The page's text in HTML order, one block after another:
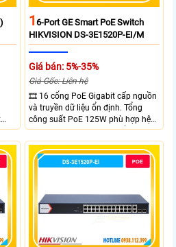
16-Port GE Smart PoE Switch
HIKVISION DS-3E1520P-EI/M
Giá bán: 5%-35%
Giá Gốc: Liên hệ
🎞 16 cổng PoE Gigabit cấp nguồn
và truyền dữ liệu ổn định. Tổng
công suất PoE 125W phù hợp hệ
thống camera IP vừa. 2 cổng RJ45
Gigabit và 2 cổng quang SFP mở
rộng linh hoạt. Hỗ trợ truyền PoE
xa tối đa lên đến 300 mét.